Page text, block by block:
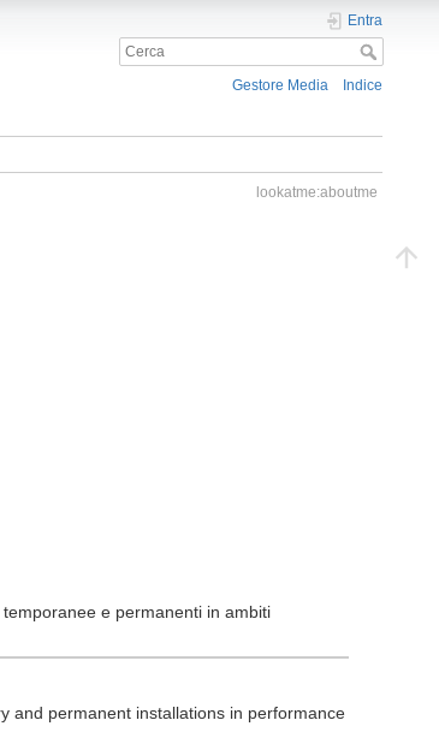
Entra
Gestore Media Indice
lookatme:aboutme
e permanenti in ambiti
and permanent installations in performance